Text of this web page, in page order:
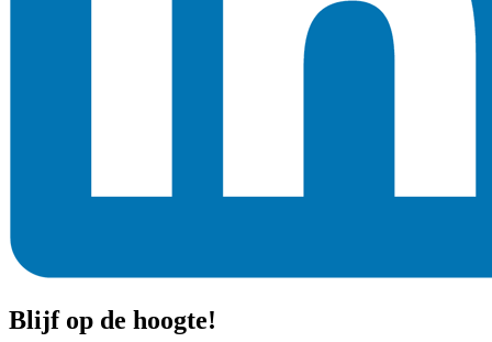
Blijf op de hoogte!